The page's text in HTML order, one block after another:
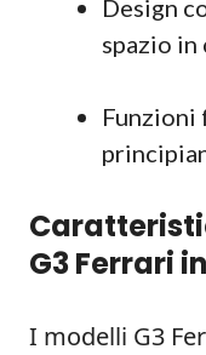
Design
spazio in
Funzioni
G3 Ferrari
I modelli G3